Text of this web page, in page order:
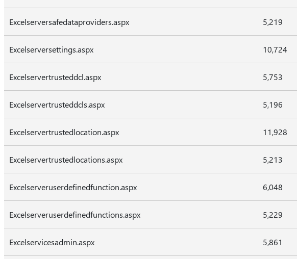
Excelserversafedataproviders.aspx 5,219
Excelserversettings.aspx 10,724
Excelservertrusteddcl.aspx 5,753
Excelservertrusteddcls.aspx 5,196
Excelservertrustedlocation.aspx 11,928
Excelservertrustedlocations.aspx 5,213
Excelserveruserdefinedfunction.aspx 6,048
Excelserveruserdefinedfunctions.aspx 5,229
Excelservicesadmin.aspx 5,861